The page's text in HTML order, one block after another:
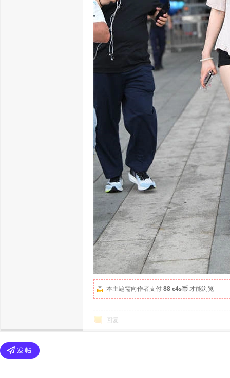
本主题需向作者支付88 c4s币才能浏览
回复